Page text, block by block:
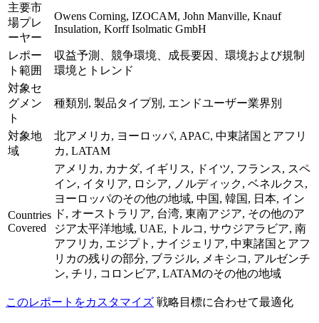
主要市
場プレ
ーヤー
Owens Corning, IZOCAM, John Manville, Knauf
Insulation, Korff Isolmatic GmbH
レポー
ト範囲
収益予測、競争環境、成長要因、環境および規制
環境とトレンド
対象セ
グメン
ト
種類別, 製品タイプ別, エンドユーザー業界別
対象地
域
北アメリカ, ヨーロッパ, APAC, 中東諸国とアフリ
カ, LATAM
Countries
Covered
アメリカ, カナダ, イギリス, ドイツ, フランス, スペ
イン, イタリア, ロシア, ノルディック, ベネルクス,
ヨーロッパのその他の地域, 中国, 韓国, 日本, イン
ド, オーストラリア, 台湾, 東南アジア, その他のア
ジア太平洋地域, UAE, トルコ, サウジアラビア, 南
アフリカ, エジプト, ナイジェリア, 中東諸国とアフ
リカの残りの部分, ブラジル, メキシコ, アルゼンチ
ン, チリ, コロンビア, LATAMのその他の地域
このレポートをカスタマイズ 戦略目標に合わせて最適化